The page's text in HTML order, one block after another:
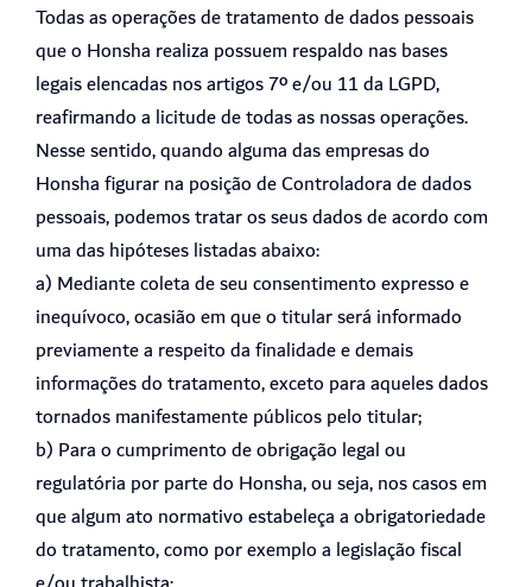
Todas as operações de tratamento de dados pessoais
que o Honsha realiza possuem respaldo nas bases
legais elencadas nos artigos 7º e/ou 11 da LGPD,
reafirmando a licitude de todas as nossas operações.
Nesse sentido, quando alguma das empresas do
Honsha figurar na posição de Controladora de dados
pessoais, podemos tratar os seus dados de acordo com
uma das hipóteses listadas abaixo:
a) Mediante coleta de seu consentimento expresso e
inequívoco, ocasião em que o titular será informado
previamente a respeito da finalidade e demais
informações do tratamento, exceto para aqueles dados
tornados manifestamente públicos pelo titular;
b) Para o cumprimento de obrigação legal ou
regulatória por parte do Honsha, ou seja, nos casos em
que algum ato normativo estabeleça a obrigatoriedade
do tratamento, como por exemplo a legislação fiscal